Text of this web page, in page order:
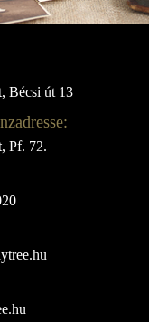
Bécsi út 13
Pf. 72.